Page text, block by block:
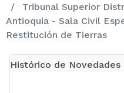
Tribunal Superior
Antioquia - Sala Civil
Restitución de Tierras
Histórico de Novedades